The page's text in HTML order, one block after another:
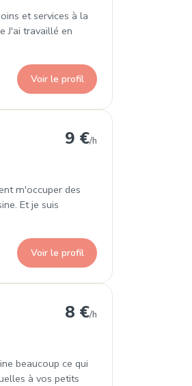
et services à la
J'ai travaillé en
Voir le profil
9 €/h
m'occuper des
Et je suis
Voir le profil
8 €/h
beaucoup ce qui
à vos petits